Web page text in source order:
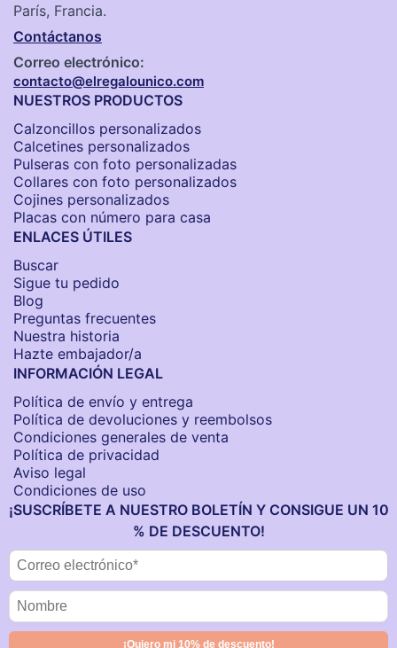
París, Francia.
Contáctanos
Correo electrónico:
contacto@elregalounico.com
NUESTROS PRODUCTOS
Calzoncillos personalizados​
Calcetines personalizados
Pulseras con foto personalizadas
Collares con foto personalizados
Cojines personalizados
Placas con número para casa
ENLACES ÚTILES
Buscar
Sigue tu pedido
Blog
Preguntas frecuentes
Nuestra historia
Hazte embajador/a
INFORMACIÓN LEGAL
Política de envío y entrega
Política de devoluciones y reembolsos
Condiciones generales de venta
Política de privacidad
Aviso legal
Condiciones de uso
¡SUSCRÍBETE A NUESTRO BOLETÍN Y CONSIGUE UN 10
% DE DESCUENTO!